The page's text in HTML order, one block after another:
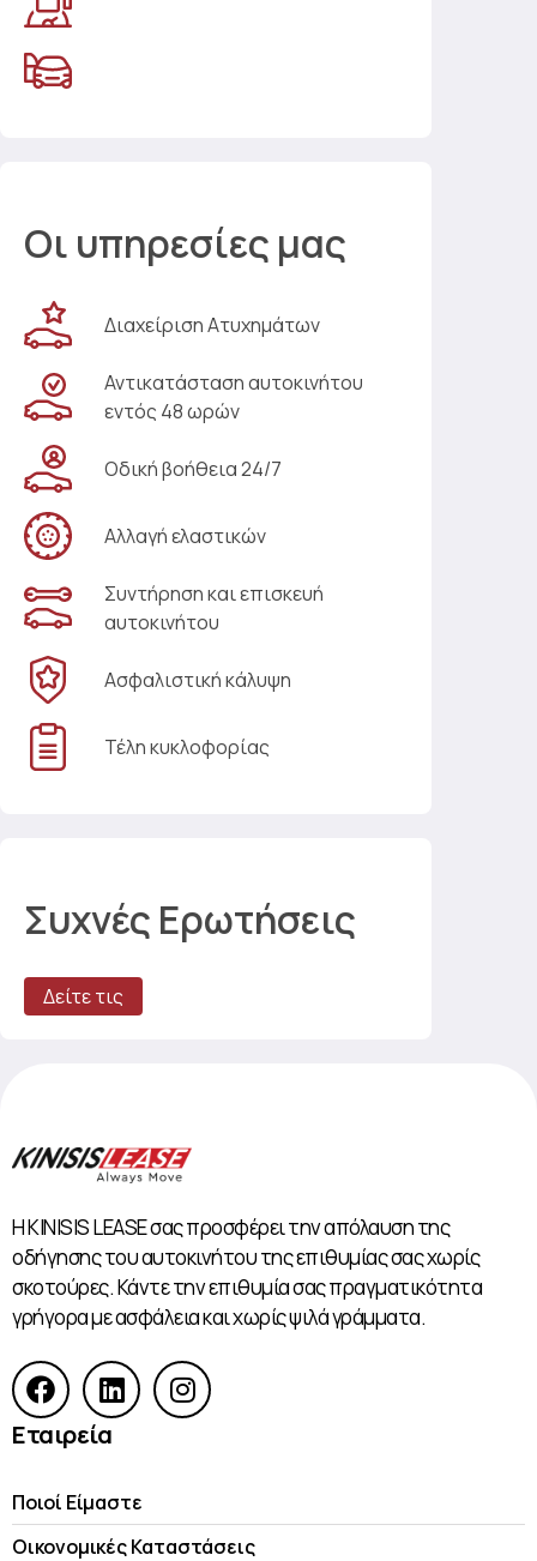
Οι υπηρεσίες μας
Διαχείριση Ατυχημάτων
Αντικατάσταση αυτοκινήτου
εντός 48 ωρών
Οδική βοήθεια 24/7
Αλλαγή ελαστικών
Συντήρηση και επισκευή
αυτοκινήτου
Ασφαλιστική κάλυψη
Τέλη κυκλοφορίας
Συχνές Ερωτήσεις
Δείτε τις
Η KINISIS LEASE σας προσφέρει την απόλαυση της
οδήγησης του αυτοκινήτου της επιθυμίας σας χωρίς
σκοτούρες. Κάντε την επιθυμία σας πραγματικότητα
γρήγορα με ασφάλεια και χωρίς ψιλά γράμματα.
Εταιρεία
Ποιοί Είμαστε
Οικονομικές Kαταστάσεις